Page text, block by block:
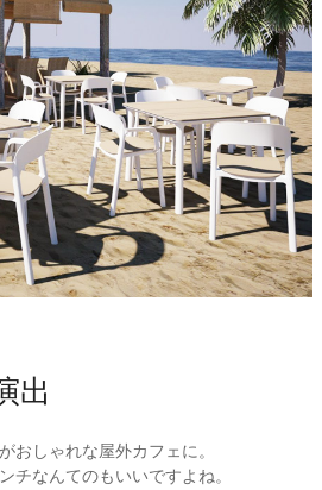
出
おしゃれな屋外カフェに。
チなんてのもいいですよね。